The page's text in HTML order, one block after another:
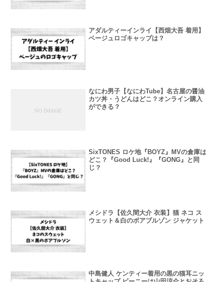
アダルティーインライ【西畑大吾 着用】
ベージュロゴキャップは？
なにわ男子【なにわTube】名古屋の醤油
カツ丼・うどんはどこ？オンライン購入
ができる？
SixTONES ロケ地『BOYZ』MVの倉庫は
どこ？『Good Luck!』『GONG』と同
じ？
メシドラ【佐久間大介 衣装】猫 ネコ ス
ウェット＆白のボアブルゾン ジャケット
中島健人 ケンティー着用の黒の猫耳ニッ